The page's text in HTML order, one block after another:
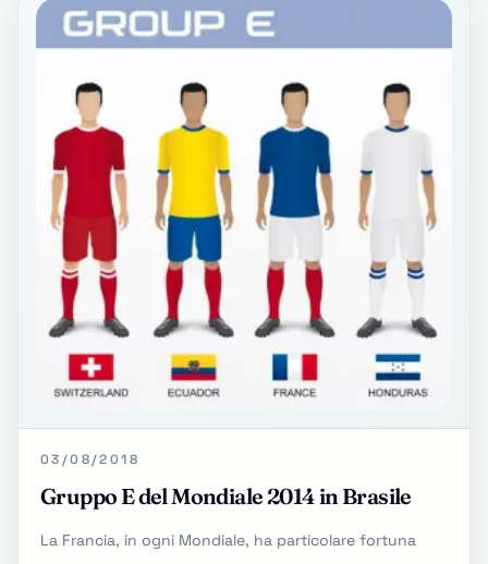
03/08/2018
Gruppo E del Mondiale 2014 in Brasile
La Francia, in ogni Mondiale, ha particolare fortuna